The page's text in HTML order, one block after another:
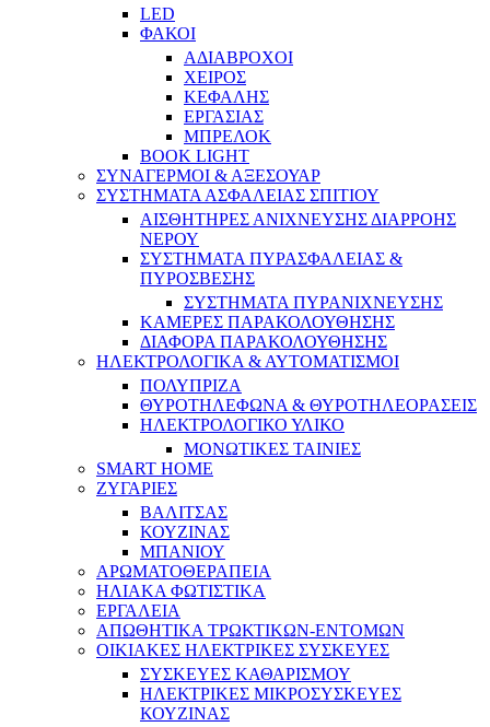
LED
ΦΑΚΟΙ
ΑΔΙΑΒΡΟΧΟΙ
ΧΕΙΡΟΣ
ΚΕΦΑΛΗΣ
ΕΡΓΑΣΙΑΣ
ΜΠΡΕΛΟΚ
BOOK LIGHT
ΣΥΝΑΓΕΡΜΟΙ & ΑΞΕΣΟΥΑΡ
ΣΥΣΤΗΜΑΤΑ ΑΣΦΑΛΕΙΑΣ ΣΠΙΤΙΟΥ
ΑΙΣΘΗΤΗΡΕΣ ΑΝΙΧΝΕΥΣΗΣ ΔΙΑΡΡΟΗΣ
ΝΕΡΟΥ
ΣΥΣΤΗΜΑΤΑ ΠΥΡΑΣΦΑΛΕΙΑΣ &
ΠΥΡΟΣΒΕΣΗΣ
ΣΥΣΤΗΜΑΤΑ ΠΥΡΑΝΙΧΝΕΥΣΗΣ
ΚΑΜΕΡΕΣ ΠΑΡΑΚΟΛΟΥΘΗΣΗΣ
ΔΙΑΦΟΡΑ ΠΑΡΑΚΟΛΟΥΘΗΣΗΣ
ΗΛΕΚΤΡΟΛΟΓΙΚΑ & ΑΥΤΟΜΑΤΙΣΜΟΙ
ΠΟΛΥΠΡΙΖΑ
ΘΥΡΟΤΗΛΕΦΩΝΑ & ΘΥΡΟΤΗΛΕΟΡΑΣΕΙΣ
ΗΛΕΚΤΡΟΛΟΓΙΚΟ ΥΛΙΚΟ
ΜΟΝΩΤΙΚΕΣ ΤΑΙΝΙΕΣ
SMART HOME
ΖΥΓΑΡΙΕΣ
ΒΑΛΙΤΣΑΣ
ΚΟΥΖΙΝΑΣ
ΜΠΑΝΙΟΥ
ΑΡΩΜΑΤΟΘΕΡΑΠΕΙΑ
ΗΛΙΑΚΑ ΦΩΤΙΣΤΙΚΑ
ΕΡΓΑΛΕΙΑ
ΑΠΩΘΗΤΙΚΑ ΤΡΩΚΤΙΚΩΝ-ΕΝΤΟΜΩΝ
ΟΙΚΙΑΚΕΣ ΗΛΕΚΤΡΙΚΕΣ ΣΥΣΚΕΥΕΣ
ΣΥΣΚΕΥΕΣ ΚΑΘΑΡΙΣΜΟΥ
ΗΛΕΚΤΡΙΚΕΣ ΜΙΚΡΟΣΥΣΚΕΥΕΣ
ΚΟΥΖΙΝΑΣ